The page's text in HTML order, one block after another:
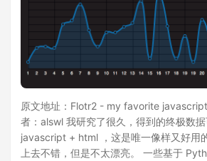
原文地址：Flotr2 - my favorite
者：alswl 我研究了很久，得到的终极数
javascript + html ，这是唯一像样又好用
上去不错，但是不太漂亮。 一些基于